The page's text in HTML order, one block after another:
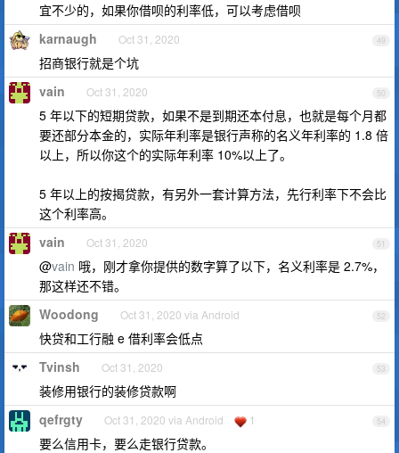
宜不少的，如果你借呗的利率低，可以考虑借呗
49
karnaugh Oct 31, 2020
招商银行就是个坑
50
vain Oct 31, 2020
5 年以下的短期贷款，如果不是到期还本付息，也就是每个月都
要还部分本金的，实际年利率是银行声称的名义年利率的 1.8 倍
以上，所以你这个的实际年利率 10%以上了。
5 年以上的按揭贷款，有另外一套计算方法，先行利率下不会比
这个利率高。
51
vain Oct 31, 2020
@vain 哦，刚才拿你提供的数字算了以下，名义利率是 2.7%，
那这样还不错。
52
Woodong Oct 31, 2020 via Android
快贷和工行融 e 借利率会低点
53
Tvinsh Oct 31, 2020
装修用银行的装修贷款啊
54
qefrgty Oct 31, 2020 via Android 1
要么信用卡，要么走银行贷款。